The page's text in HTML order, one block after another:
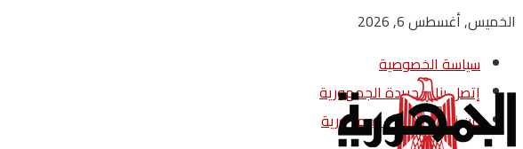
الخميس, أغسطس 6, 2026
سياسة الخصوصية
إتصل بنا – جريدة الجمهورية
من نحن – جريدة الجمهورية